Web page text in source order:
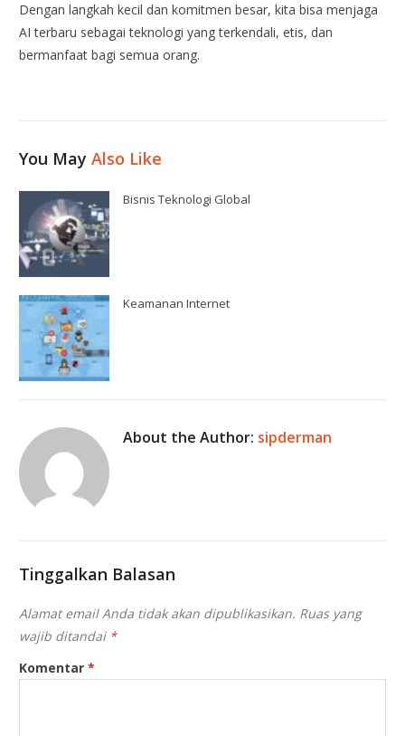
Dengan langkah kecil dan komitmen besar, kita bisa menjaga
AI terbaru sebagai teknologi yang terkendali, etis, dan
bermanfaat bagi semua orang.
You MayAlso Like
Bisnis Teknologi Global
Keamanan Internet
About the Author: sipderman
Tinggalkan Balasan
Alamat email Anda tidak akan dipublikasikan. Ruas yang
wajib ditandai *
Komentar*